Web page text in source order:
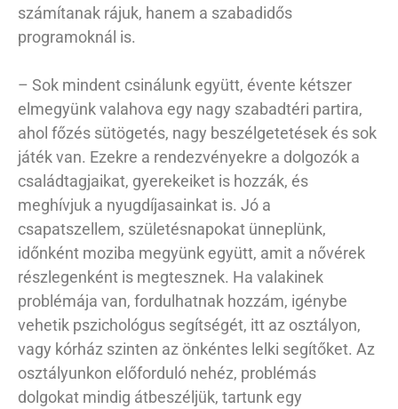
számítanak rájuk, hanem a szabadidős
programoknál is.
– Sok mindent csinálunk együtt, évente kétszer
elmegyünk valahova egy nagy szabadtéri partira,
ahol főzés sütögetés, nagy beszélgetetések és sok
játék van. Ezekre a rendezvényekre a dolgozók a
családtagjaikat, gyerekeiket is hozzák, és
meghívjuk a nyugdíjasainkat is. Jó a
csapatszellem, születésnapokat ünneplünk,
időnként moziba megyünk együtt, amit a nővérek
részlegenként is megtesznek. Ha valakinek
problémája van, fordulhatnak hozzám, igénybe
vehetik pszichológus segítségét, itt az osztályon,
vagy kórház szinten az önkéntes lelki segítőket. Az
osztályunkon előforduló nehéz, problémás
dolgokat mindig átbeszéljük, tartunk egy